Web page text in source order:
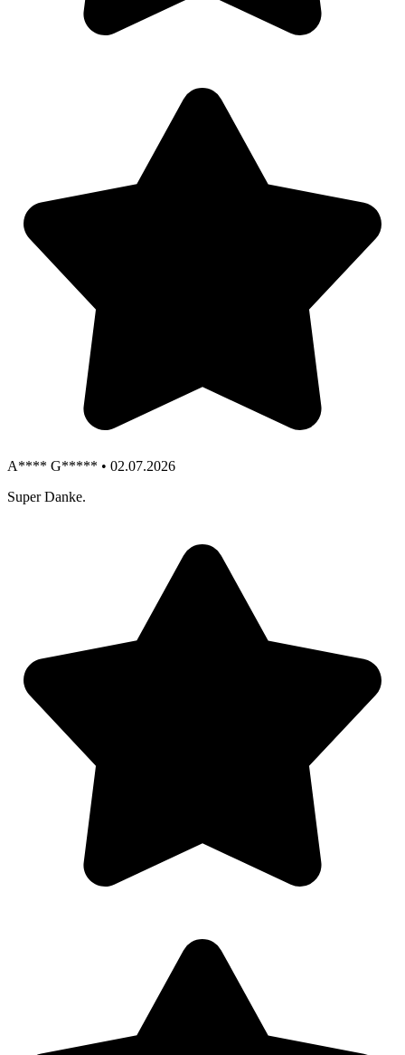
A**** G***** • 02.07.2026
Super Danke.